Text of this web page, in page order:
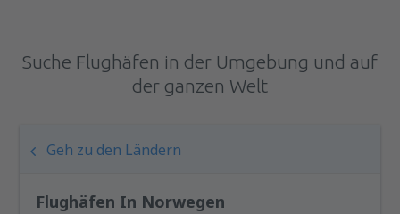
Suche Flughäfen in der Umgebung und auf
der ganzen Welt
Geh zu den Ländern
Flughäfen In Norwegen